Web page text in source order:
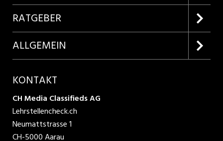
Lehrstellen suchen
Kundenlogin
Inserieren
Produkte
RATGEBER
Lehrberufe entdecken
ALLGEMEIN
AGB
Datenschutzbestimmungen
KONTAKT
CH Media Classifieds AG
Lehrstellencheck.ch
Neumattstrasse 1
CH-5000 Aarau